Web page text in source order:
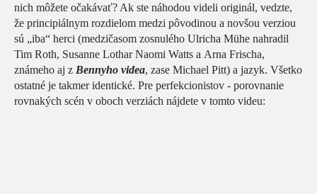
nich môžete očakávať? Ak ste náhodou videli originál, vedzte,
že principiálnym rozdielom medzi pôvodinou a novšou verziou
sú „iba“ herci (medzičasom zosnulého Ulricha Mühe nahradil
Tim Roth, Susanne Lothar Naomi Watts a Arna Frischa,
známeho aj z Bennyho videa, zase Michael Pitt) a jazyk. Všetko
ostatné je takmer identické. Pre perfekcionistov - porovnanie
rovnakých scén v oboch verziách nájdete v tomto videu: